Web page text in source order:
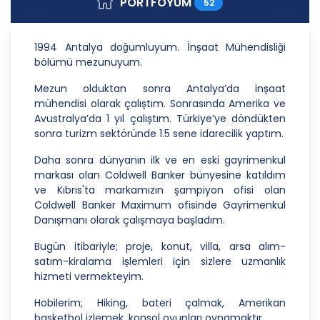
Danışmanlık Hizmetleri A.Ş.; kişisel verilerin
işlenmesi faaliyetleri kapsamında hukuka ve
yükümlüdür. Bu kapsamda, orantılılık gereklilikleri
dikkate alınacakve kişisel verileri işleme amacı
dışında kullanmayacaktır.
2. Kişisel Verilerin Doğru ve Gerektiğinde
Güncel Olmasını Sağlama
Danışmanlık Hizmetleri A.Ş.; kişisel veri sahiplerinin
temel haklarını ve kendi meşru menfaatlerini
dikkate alarak işlediği kişisel verilerin doğru ve
güncel olmasını sağlamakla ve bu doğrultuda
gerekli tedbirleri almak için gerekli sistemleri
kurmakla yükümlüdür.
3. Belirli, Açık ve Meşru Amaçlarla İşleme
Danışmanlık Hizmetleri A.Ş.; kişisel verilerin hangi
1994 Antalya doğumluyum. İnşaat Mühendisliği
bölümü mezunuyum.
Mezun olduktan sonra Antalya’da inşaat
mühendisi olarak çalıştım. Sonrasında Amerika ve
Avustralya’da 1 yıl çalıştım. Türkiye’ye döndükten
sonra turizm sektöründe 1.5 sene idarecilik yaptım.
Daha sonra dünyanın ilk ve en eski gayrimenkul
markası olan Coldwell Banker bünyesine katıldım
ve Kıbrıs'ta markamızın şampiyon ofisi olan
Coldwell Banker Maximum ofisinde Gayrimenkul
Danışmanı olarak çalışmaya başladım.
Bugün itibariyle; proje, konut, villa, arsa alım-
satım-kiralama işlemleri için sizlere uzmanlık
hizmeti vermekteyim.
Hobilerim; Hiking, bateri çalmak, Amerikan